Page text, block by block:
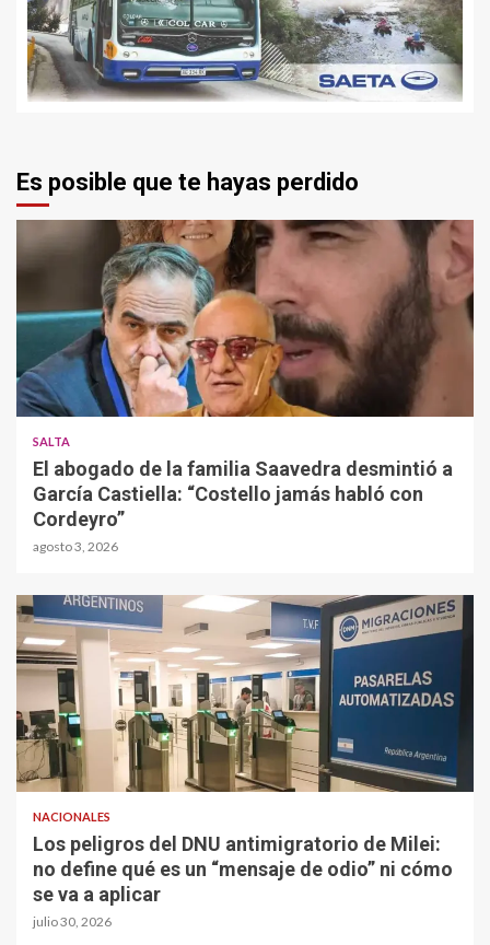
Es posible que te hayas perdido
SALTA
El abogado de la familia Saavedra desmintió a
García Castiella: “Costello jamás habló con
Cordeyro”
agosto 3, 2026
NACIONALES
Los peligros del DNU antimigratorio de Milei:
no define qué es un “mensaje de odio” ni cómo
se va a aplicar
julio 30, 2026